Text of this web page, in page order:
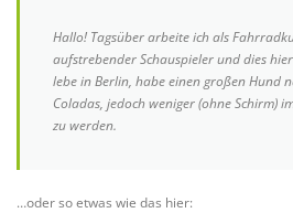
Hallo! Tagsüber arbeite ich als
aufstrebender Schauspieler und dies
lebe in Berlin, habe einen großen Hund
Coladas, jedoch weniger (ohne Schirm)
zu werden.
…oder so etwas wie das hier: